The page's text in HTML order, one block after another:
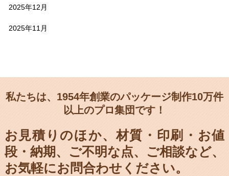
2025年12月
2025年11月
私たちは、1954年創業のパッケージ制作10万件
以上のプロ集団です！
お見積りのほか、材質・印刷・お値
段・納期、
ご不明な点、ご相談など、
お気軽にお問合わせください。